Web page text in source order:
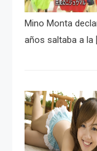
Mino Monta
años saltaba a la